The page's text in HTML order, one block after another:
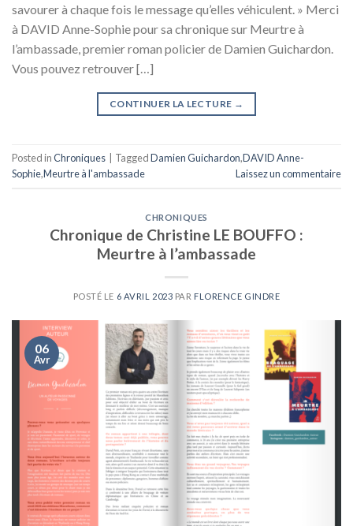
savourer à chaque fois le message qu’elles véhiculent. » Merci
à DAVID Anne-Sophie pour sa chronique sur Meurtre à
l’ambassade, premier roman policier de Damien Guichardon.
Vous pouvez retrouver […]
CONTINUER LA LECTURE →
Posted inChroniques TaggedDamien Guichardon,DAVID Anne-
Sophie,Meurtre à l'ambassade Laissez un commentaire
CHRONIQUES
Chronique de Christine LE BOUFFO :
Meurtre à l’ambassade
POSTÉ LE 6 AVRIL 2023 PAR FLORENCE GINDRE
06
Avr